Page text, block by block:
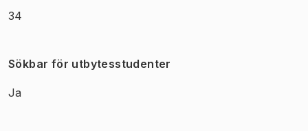
34
Sökbar för utbytesstudenter
Ja